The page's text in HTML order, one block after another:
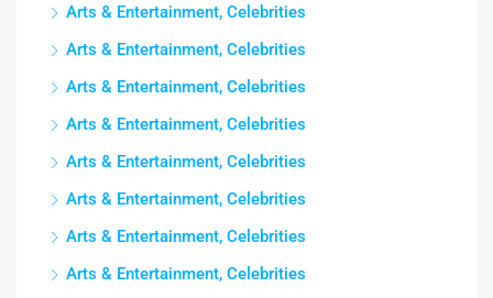
Arts & Entertainment, Celebrities
Arts & Entertainment, Celebrities
Arts & Entertainment, Celebrities
Arts & Entertainment, Celebrities
Arts & Entertainment, Celebrities
Arts & Entertainment, Celebrities
Arts & Entertainment, Celebrities
Arts & Entertainment, Celebrities